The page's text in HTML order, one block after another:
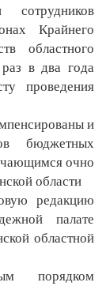
Крайнего
областного
в два года
проведения
и
бюджетных
очно
области
редакцию
палате
областной
порядком